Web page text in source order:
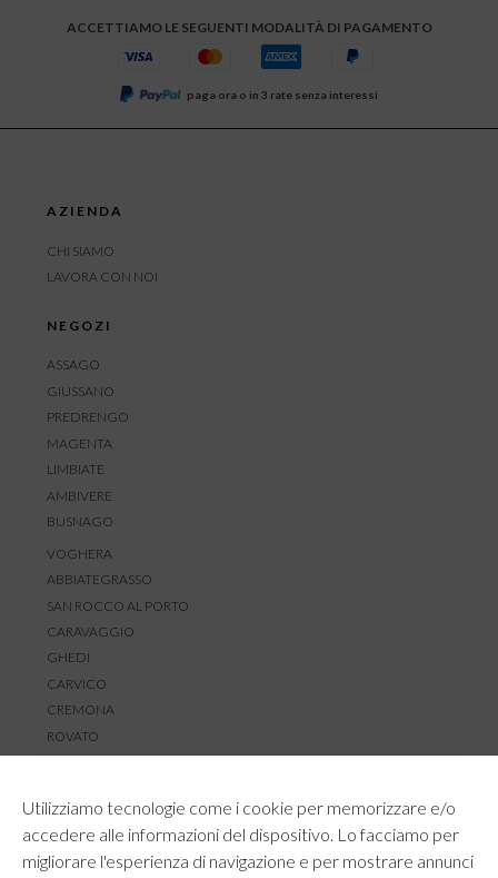
Utilizziamo tecnologie come i cookie per memorizzare e/o
accedere alle informazioni del dispositivo. Lo facciamo per
migliorare l'esperienza di navigazione e per mostrare annunci
ACCETTIAMO LE SEGUENTI MODALITÀ DI PAGAMENTO
paga ora o in 3 rate senza interessi
AZIENDA
CHI SIAMO
LAVORA CON NOI
NEGOZI
ASSAGO
GIUSSANO
PREDRENGO
MAGENTA
LIMBIATE
AMBIVERE
BUSNAGO
VOGHERA
ABBIATEGRASSO
SAN ROCCO AL PORTO
CARAVAGGIO
GHEDI
CARVICO
CREMONA
ROVATO